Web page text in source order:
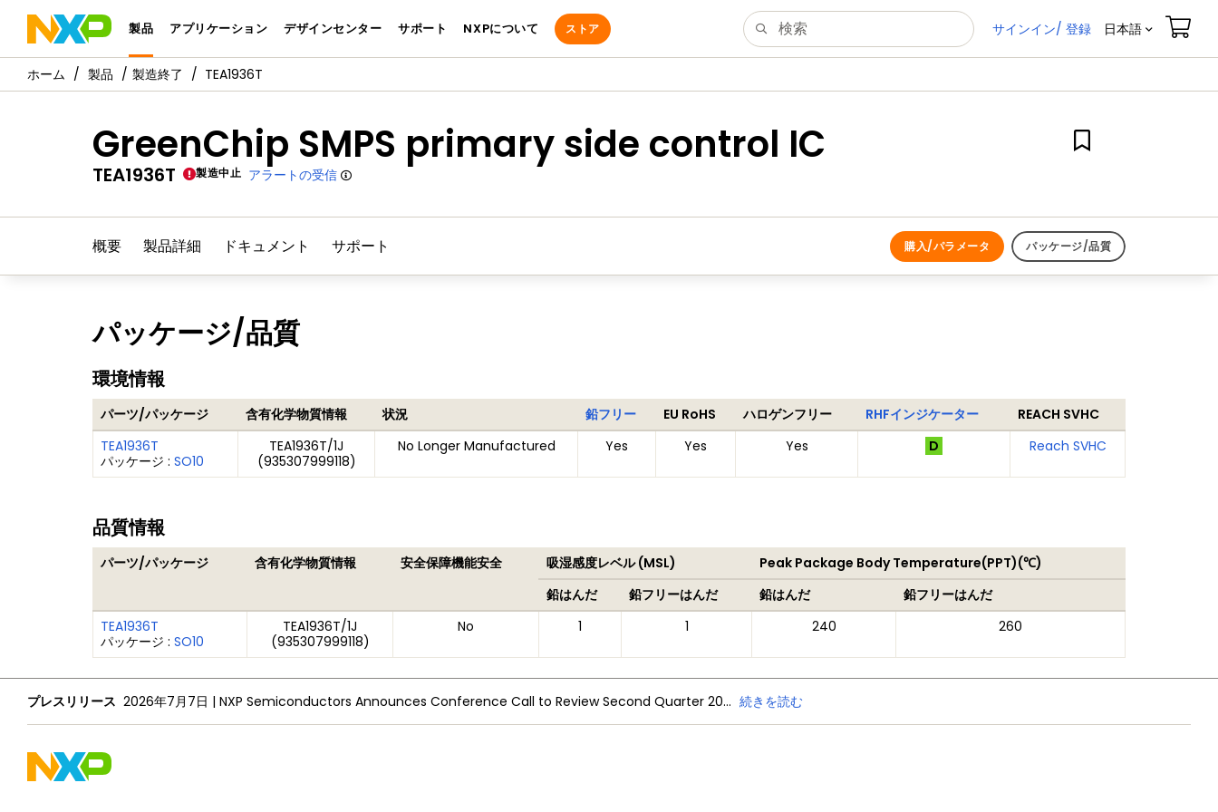
製品 アプリケーション デザインセンター サポート NXPについて ストア サインイン/ 登録 日本語
製品 製造終了 TEA1936T
GreenChip SMPS primary side control IC
TEA1936T 製造中止 アラートの受信
概要 製品詳細 ドキュメント サポート 購入/パラメータ パッケージ/品質
パッケージ/品質
環境情報
パーツ/パッケージ 含有化学物質情報 状況 鉛フリー EU RoHS ハロゲンフリー RHFインジケーター
REACH SVHC
TEA1936T
パッケージ : SO10
TEA1936T/1J
(935307999118)
No Longer Manufactured Yes Yes Yes D Reach SVHC
品質情報
パーツ/パッケージ 含有化学物質情報 安全保障機能安全 吸湿感度レベル (MSL)
Peak Package Body Temperature(PPT)(℃)
鉛はんだ
鉛フリーはんだ 鉛はんだ
鉛フリーはんだ
TEA1936T
パッケージ : SO10
TEA1936T/1J
(935307999118)
No 1 1 240 260
プレスリリース 2026年7月7日 | NXP Semiconductors Announces Conference Call to Review Second Quarter 2026 Financial Results 続きを読む